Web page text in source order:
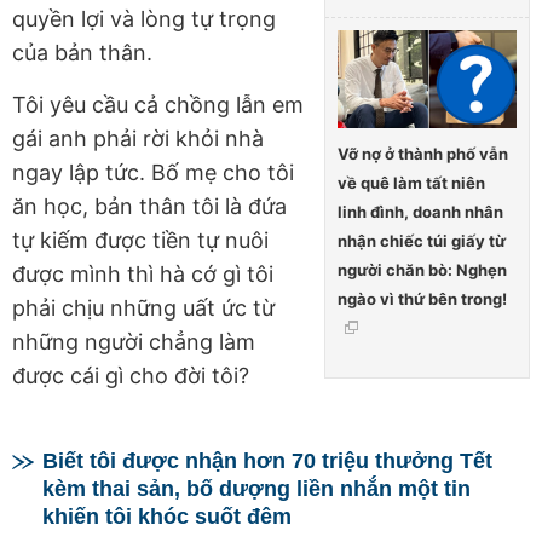
Vỡ nợ ở thành phố vẫn
về quê làm tất niên
linh đình, doanh nhân
nhận chiếc túi giấy từ
người chăn bò: Nghẹn
ngào vì thứ bên trong!
quyền lợi và lòng tự trọng
của bản thân.
Tôi yêu cầu cả chồng lẫn em
gái anh phải rời khỏi nhà
ngay lập tức. Bố mẹ cho tôi
ăn học, bản thân tôi là đứa
tự kiếm được tiền tự nuôi
được mình thì hà cớ gì tôi
phải chịu những uất ức từ
những người chẳng làm
được cái gì cho đời tôi?
Biết tôi được nhận hơn 70 triệu thưởng Tết
kèm thai sản, bố dượng liền nhắn một tin
khiến tôi khóc suốt đêm